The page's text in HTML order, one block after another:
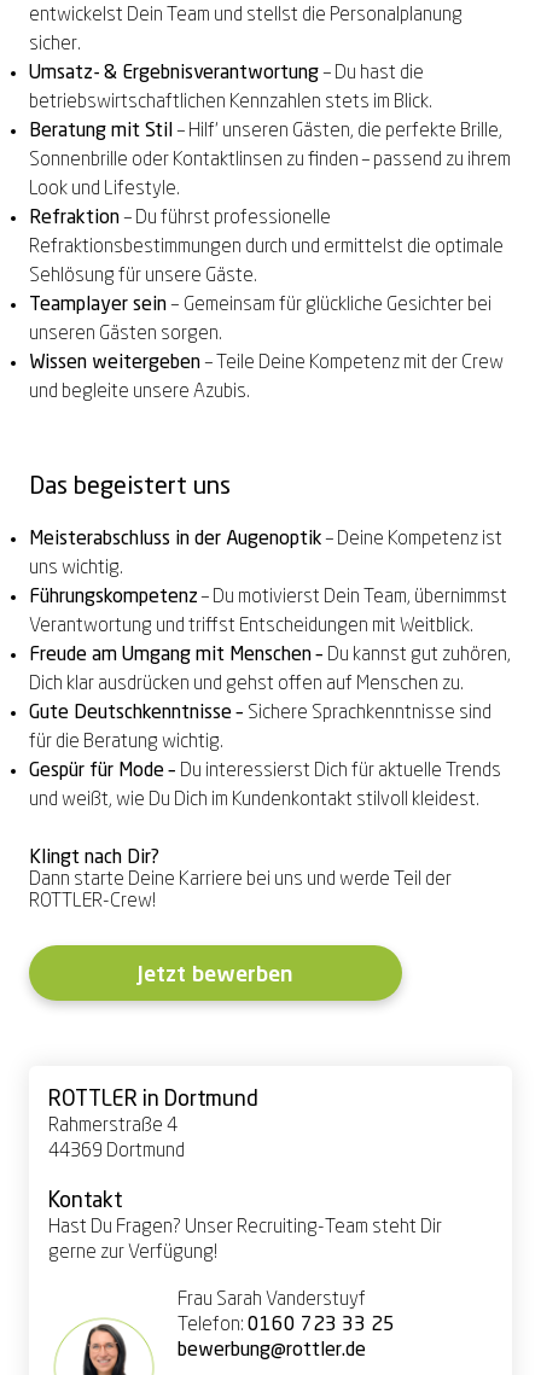
entwickelst Dein Team und stellst die Personalplanung
sicher.
Umsatz- & Ergebnisverantwortung– Du hast die
betriebswirtschaftlichen Kennzahlen stets im Blick.
Beratung mit Stil– Hilf‘ unseren Gästen, die perfekte Brille,
Sonnenbrille oder Kontaktlinsen zu finden – passend zu ihrem
Look und Lifestyle.
Refraktion– Du führst professionelle
Refraktionsbestimmungen durch und ermittelst die optimale
Sehlösung für unsere Gäste.
Teamplayer sein– Gemeinsam für glückliche Gesichter bei
unseren Gästen sorgen.
Wissen weitergeben– Teile Deine Kompetenz mit der Crew
und begleite unsere Azubis.
Das begeistert uns
Meisterabschluss in der Augenoptik– Deine Kompetenz ist
uns wichtig.
Führungskompetenz– Du motivierst Dein Team, übernimmst
Verantwortung und triffst Entscheidungen mit Weitblick.
Freude am Umgang mit Menschen – Du kannst gut zuhören,
Dich klar ausdrücken und gehst offen auf Menschen zu.
Gute Deutschkenntnisse – Sichere Sprachkenntnisse sind
für die Beratung wichtig.
Gespür für Mode – Du interessierst Dich für aktuelle Trends
und weißt, wie Du Dich im Kundenkontakt stilvoll kleidest.
Klingt nach Dir?
Dann starte Deine Karriere bei uns und werde Teil der
ROTTLER-Crew!
Jetzt bewerben
ROTTLER in Dortmund
Rahmerstraße 4
44369 Dortmund
Kontakt
Hast Du Fragen? Unser Recruiting-Team steht Dir
gerne zur Verfügung!
Frau Sarah Vanderstuyf
Telefon: 0160 723 33 25
bewerbung@rottler.de